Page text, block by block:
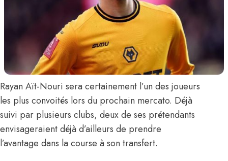
Rayan Aït-Nouri sera certainement l’un des joueurs
les plus convoités lors du prochain mercato. Déjà
suivi par plusieurs clubs, deux de ses prétendants
envisageraient déjà d’ailleurs de prendre
l’avantage dans la course à son transfert.